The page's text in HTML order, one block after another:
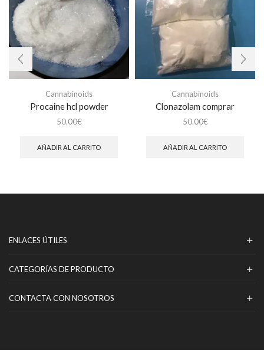
Cannabinoids
Procaine hcl powder
50.00€
AÑADIR AL CARRITO
Cannabinoids
Clonazolam comprar
50.00€
AÑADIR AL CARRITO
ENLACES ÚTILES
CATEGORÍAS DE PRODUCTO
CONTACTA CON NOSOTROS